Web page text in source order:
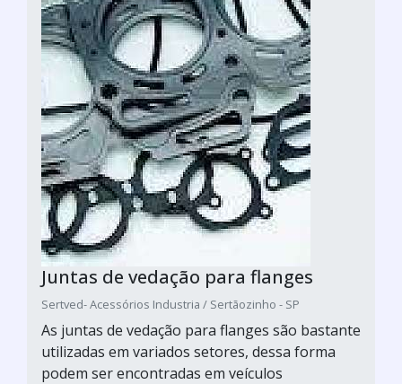
Juntas de vedação para flanges
Sertved- Acessórios Industria / Sertãozinho - SP
As juntas de vedação para flanges são bastante
utilizadas em variados setores, dessa forma
podem ser encontradas em veículos